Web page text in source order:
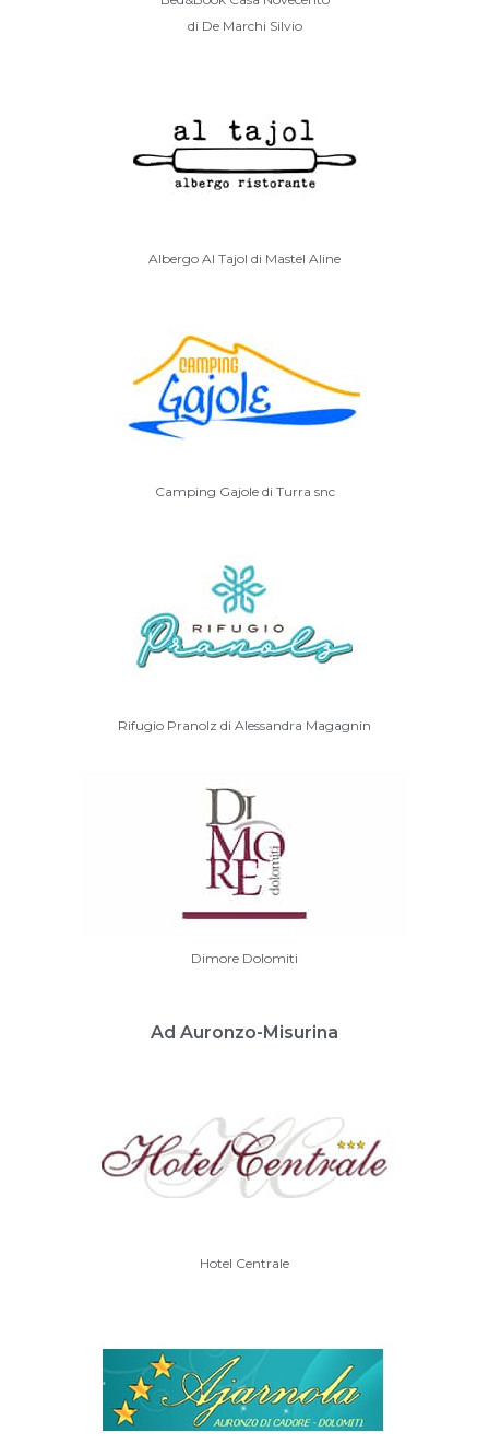
di De Marchi Silvio
Albergo Al Tajol di Mastel Aline
Camping Gajole di Turra snc
Rifugio Pranolz di Alessandra Magagnin
Dimore Dolomiti
Ad Auronzo-Misurina
Hotel Centrale